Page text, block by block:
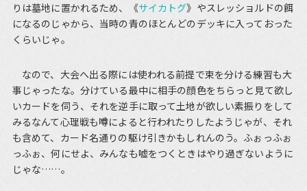
りは墓地に置かれるため、《サイカトグ》やスレッショルドの餌
になるのじゃから、当時の青のほとんどのデッキに入っておった
くらいじゃ。
なので、大会へ出る際には使われる前提で束を分ける練習も大
事じゃったな。分けている最中に相手の顔色をちらっと見て欲し
いカードを伺う、それを逆手に取って土地が欲しい素振りをして
みるなんて心理戦も噂によると行われたりしたようじゃが、それ
も含めて、カード名通りの駆け引きかもしれんのう。ふぉっふぉ
っふぉ、何にせよ、みんなも嘘をつくときはやり過ぎないように
じゃな……。